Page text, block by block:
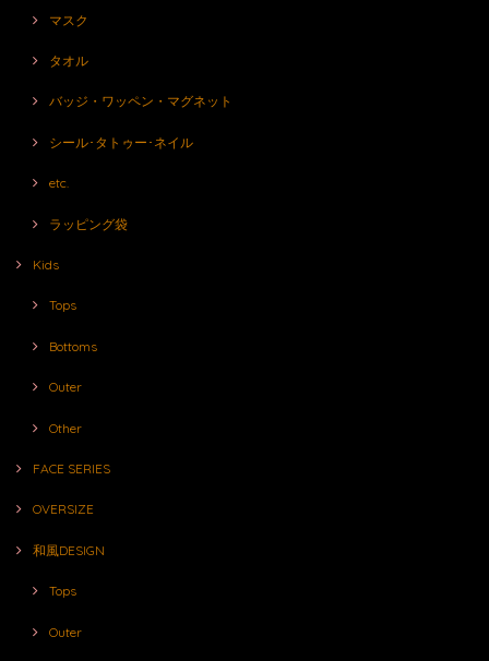
マスク
タオル
バッジ・ワッペン・マグネット
シール･タトゥー･ネイル
etc.
ラッピング袋
Kids
Tops
Bottoms
Outer
Other
FACE SERIES
OVERSIZE
和風DESIGN
Tops
Outer